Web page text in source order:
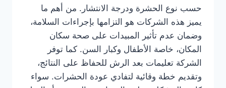
حسب نوع الحشرة ودرجة الانتشار. من أهم ما
يميز هذه الشركات هو التزامها بإجراءات السلامة،
وضمان عدم تأثير المبيدات على صحة سكان
المكان، خاصة الأطفال وكبار السن. كما توفر
الشركة تعليمات بعد الرش للحفاظ على النتائج،
وتقديم خطة وقائية لتفادي عودة الحشرات. سواء